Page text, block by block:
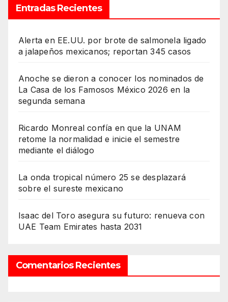
Entradas Recientes
Alerta en EE.UU. por brote de salmonela ligado
a jalapeños mexicanos; reportan 345 casos
Anoche se dieron a conocer los nominados de
La Casa de los Famosos México 2026 en la
segunda semana
Ricardo Monreal confía en que la UNAM
retome la normalidad e inicie el semestre
mediante el diálogo
La onda tropical número 25 se desplazará
sobre el sureste mexicano
Isaac del Toro asegura su futuro: renueva con
UAE Team Emirates hasta 2031
Comentarios Recientes